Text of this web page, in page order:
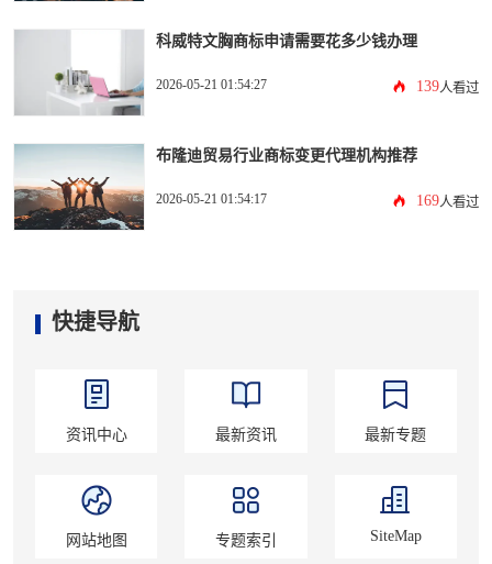
科威特文胸商标申请需要花多少钱办理
2026-05-21 01:54:27 139人看过
布隆迪贸易行业商标变更代理机构推荐
2026-05-21 01:54:17 169人看过
快捷导航
资讯中心 最新资讯 最新专题
网站地图 专题索引 SiteMap